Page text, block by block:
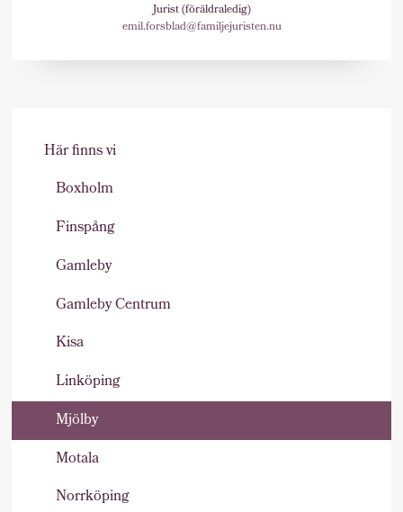
Här finns vi
Boxholm
Finspång
Gamleby
Gamleby Centrum
Kisa
Linköping
Mjölby
Motala
Norrköping
Jurist (föräldraledig)
emil.forsblad@familjejuristen.nu